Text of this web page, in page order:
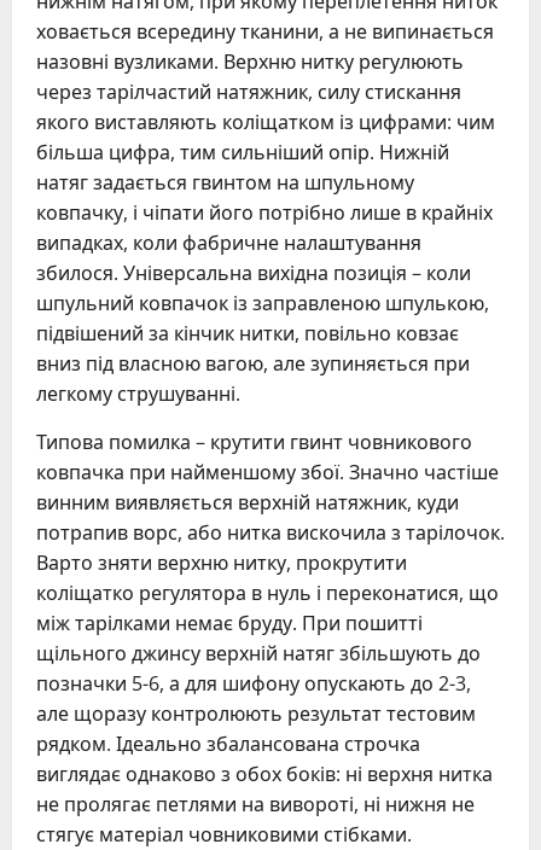
ховається всередину тканини, а не випинається
назовні вузликами. Верхню нитку регулюють
через тарілчастий натяжник, силу стискання
якого виставляють коліщатком із цифрами: чим
більша цифра, тим сильніший опір. Нижній
натяг задається гвинтом на шпульному
ковпачку, і чіпати його потрібно лише в крайніх
випадках, коли фабричне налаштування
збилося. Універсальна вихідна позиція – коли
шпульний ковпачок із заправленою шпулькою,
підвішений за кінчик нитки, повільно ковзає
вниз під власною вагою, але зупиняється при
легкому струшуванні.
Типова помилка – крутити гвинт човникового
ковпачка при найменшому збої. Значно частіше
винним виявляється верхній натяжник, куди
потрапив ворс, або нитка вискочила з тарілочок.
Варто зняти верхню нитку, прокрутити
коліщатко регулятора в нуль і переконатися, що
між тарілками немає бруду. При пошитті
щільного джинсу верхній натяг збільшують до
позначки 5-6, а для шифону опускають до 2-3,
але щоразу контролюють результат тестовим
рядком. Ідеально збалансована строчка
виглядає однаково з обох боків: ні верхня нитка
не пролягає петлями на вивороті, ні нижня не
стягує матеріал човниковими стібками.